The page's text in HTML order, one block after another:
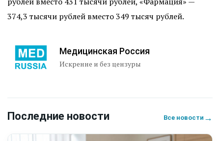
374,3 тысячи рублей вместо 349 тысяч рублей.
Медицинская Россия
Искренне и без цензуры
Последние новости Все новости →